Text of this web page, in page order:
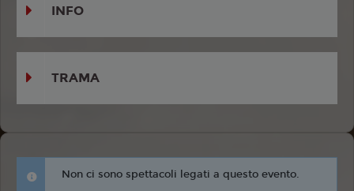
INFO
TRAMA
Non ci sono spettacoli legati a questo evento.